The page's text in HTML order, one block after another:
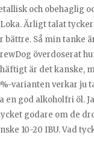
och obehaglig
Ärligt talat
bättre. Så min tanke
överdoserat
är det kanske,
varianten verkar ju
en god alkoholfri öl.
godare om de
10-20 IBU. Vad